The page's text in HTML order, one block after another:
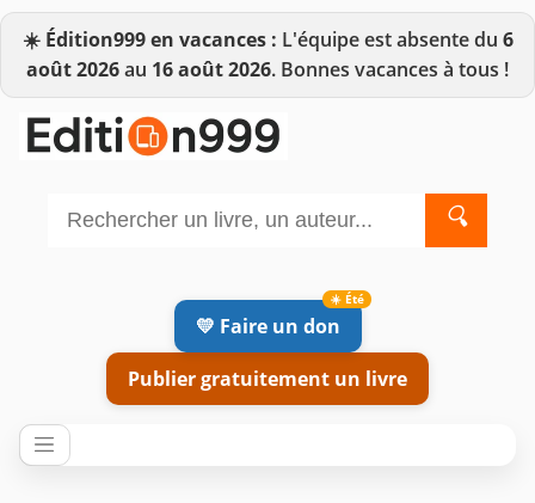
☀️ Édition999 en vacances : L'équipe est absente du 6
août 2026au 16 août 2026. Bonnes vacances à tous !
🔍
💛 Faire un don
Publier gratuitement un livre